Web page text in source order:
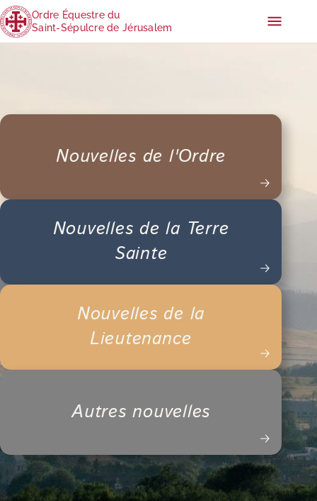
Ordre Équestre du
Saint-Sépulcre de Jérusalem
Nouvelles de l'Ordre
Nouvelles de la Terre
Sainte
Nouvelles de la
Lieutenance
Autres nouvelles